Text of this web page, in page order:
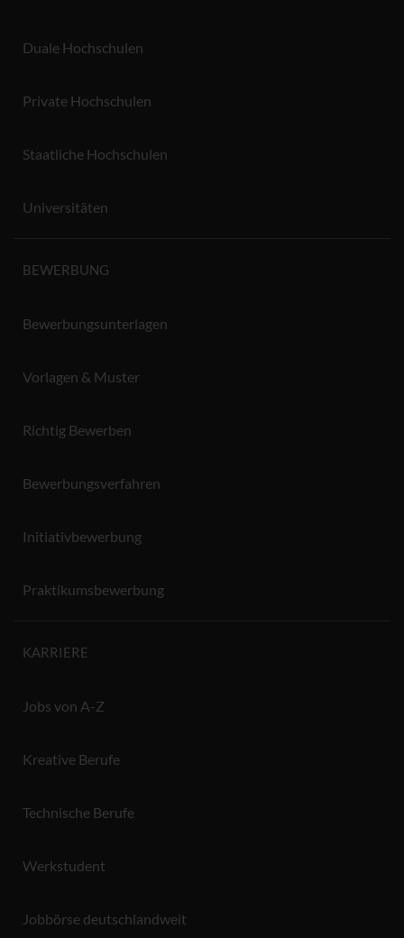
Duale Hochschulen
Private Hochschulen
Staatliche Hochschulen
Universitäten
BEWERBUNG
Bewerbungsunterlagen
Vorlagen & Muster
Richtig Bewerben
Bewerbungsverfahren
Initiativbewerbung
Praktikumsbewerbung
KARRIERE
Jobs von A-Z
Kreative Berufe
Technische Berufe
Werkstudent
Jobbörse deutschlandweit